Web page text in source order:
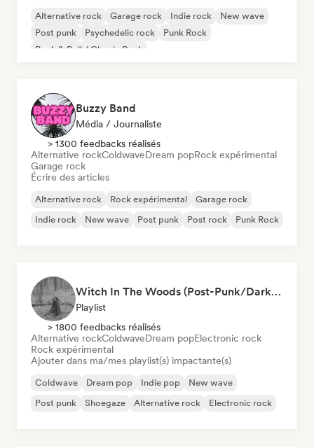
Alternative rock Garage rock Indie rock
New wave
Post punk
Psychedelic rock
Punk Rock
Rock & Roll / Classic Rock
Buzzy Band
Média / Journaliste
> 1300 feedbacks réalisés
Alternative rockColdwaveDream popRock expérimental
Garage rock
Écrire des articles
Alternative rock Rock expérimental
Garage rock
Indie rock
New wave Post punk Post rock Punk Rock
Witch In The Woods (Post-Punk/Darkwave/New Goth/Emo indie-pop)
Playlist
> 1800 feedbacks réalisés
Alternative rockColdwaveDream popElectronic rock
Rock expérimental
Ajouter dans ma/mes playlist(s) impactante(s)
Coldwave Dream pop Indie pop
New wave
Post punk
Shoegaze Alternative rock Electronic rock